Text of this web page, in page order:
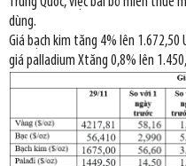
dùng.
Giá bạch kim tăng 4% lên
giá palladium Xtăng 0,8% lên